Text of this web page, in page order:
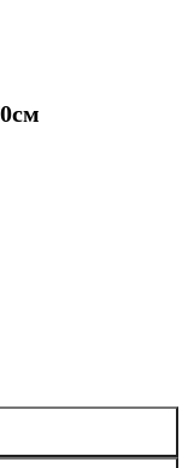
160x170см